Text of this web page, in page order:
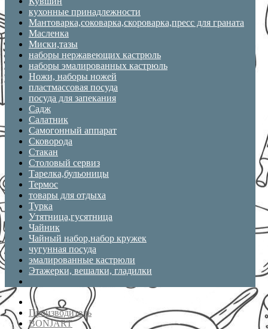
кухонные принадлежности
Мантоварка,соковарка,скороварка,пресс для граната
Масленка
Миски,тазы
наборы нержавеющих кастрюль
наборы эмалированных кастрюль
Ножи, наборы ножей
пластмассовая посуда
посуда для запекания
Садж
Салатник
Самогонный аппарат
Сковорода
Стакан
Столовый сервиз
Тарелка,бульоницы
Термос
товары для отдыха
Турка
Утятница,гусятница
Чайник
Чайный набор,набор кружек
чугунная посуда
эмалированные кастрюли
Этажерки, вешалки, гладилки
Производитель
BONJART